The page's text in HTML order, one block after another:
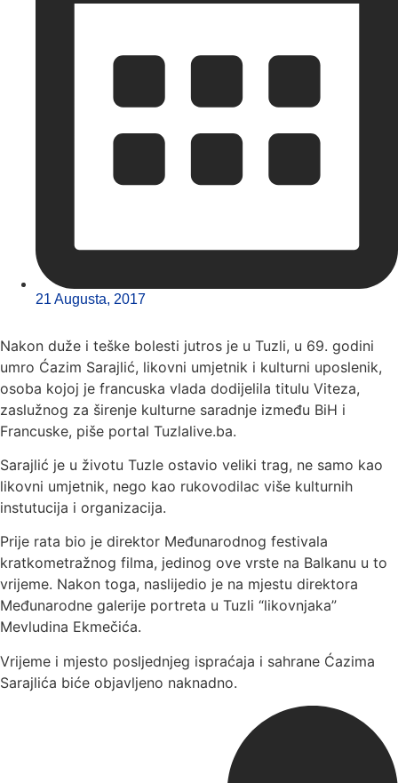
21 Augusta, 2017
Nakon duže i teške bolesti jutros je u Tuzli, u 69. godini
umro Ćazim Sarajlić, likovni umjetnik i kulturni uposlenik,
osoba kojoj je francuska vlada dodijelila titulu Viteza,
zaslužnog za širenje kulturne saradnje između BiH i
Francuske, piše portal Tuzlalive.ba.
Sarajlić je u životu Tuzle ostavio veliki trag, ne samo kao
likovni umjetnik, nego kao rukovodilac više kulturnih
instutucija i organizacija.
Prije rata bio je direktor Međunarodnog festivala
kratkometražnog filma, jedinog ove vrste na Balkanu u to
vrijeme. Nakon toga, naslijedio je na mjestu direktora
Međunarodne galerije portreta u Tuzli “likovnjaka”
Mevludina Ekmečića.
Vrijeme i mjesto posljednjeg ispraćaja i sahrane Ćazima
Sarajlića biće objavljeno naknadno.